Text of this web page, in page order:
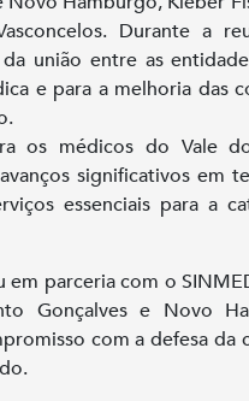
Durante a
união entre as
e para a melhoria das
os médicos do Vale
significativos em
essenciais para a
parceria com o
Gonçalves e Novo
com a defesa da